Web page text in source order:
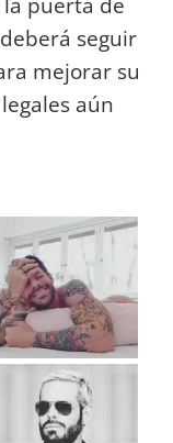
seguir
mejorar su
aún